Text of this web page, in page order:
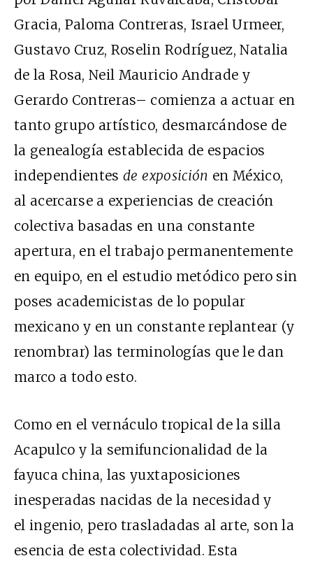
Gracia, Paloma Contreras, Israel Urmeer,
Gustavo Cruz, Roselin Rodríguez, Natalia
de la Rosa, Neil Mauricio Andrade y
Gerardo Contreras– comienza a actuar en
tanto grupo artístico, desmarcándose de
la genealogía establecida de espacios
independientesde exposición en México,
al acercarse a experiencias de creación
colectiva basadas en una constante
apertura, en el trabajo permanentemente
en equipo, en el estudio metódico pero sin
poses academicistas de lo popular
mexicano y en un constante replantear (y
renombrar) las terminologías que le dan
marco a todo esto.
Como en el vernáculo tropical de la silla
Acapulco y la semifuncionalidad de la
fayuca china, las yuxtaposiciones
inesperadas nacidas de la necesidad y
el ingenio, pero trasladadas al arte, son la
esencia de esta colectividad. Esta